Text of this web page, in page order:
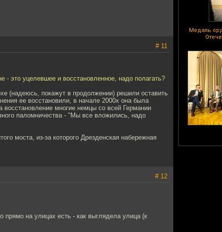
Медаль
# 11
- это уцелевшее и восстановленное, надо полагать?
(надеюсь, покажут в продолжении) решили оставить
ее восстановили, в начале 2000х она была
многие немцы со всей Германии
паломничества - "Мы все вложились, надо
моста, из-за которого Дрезденская набережная
# 12
прямо на улицах есть - как выглядела улица (к